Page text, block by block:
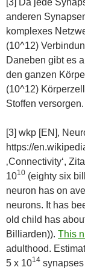
anderen
komplexes
(10^12)
Daneben gibt es
den ganzen
(10^12)
Stoffen versorgen.
[3] wkp [EN],
https://
‚Connectivity‘,
1010 (eighty six
neuron has on
neurons. It has
old child has
Billiarden)). This
adulthood.
5 x 1014